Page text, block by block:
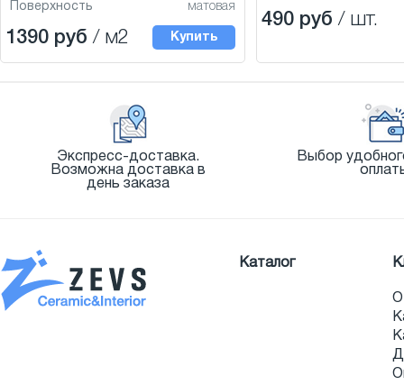
Поверхность
матовая
1390 руб / м2 Купить
490 руб / шт.
Экспресс-доставка.
Возможна доставка в
день заказа
Выбор
Каталог
О